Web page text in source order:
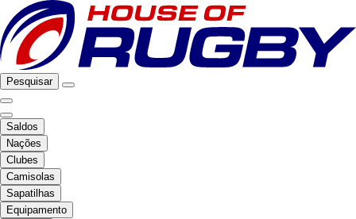
Pesquisar
Saldos
Nações
Clubes
Camisolas
Sapatilhas
Equipamento